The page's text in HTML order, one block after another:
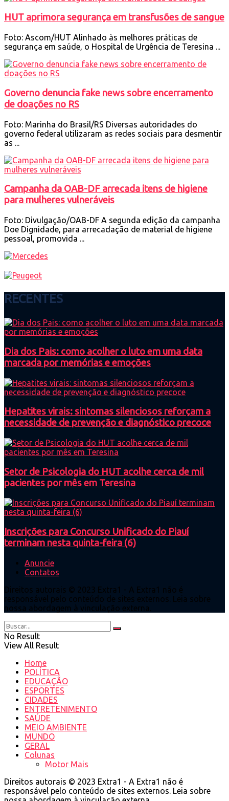
HUT aprimora segurança em transfusões de sangue
Foto: Ascom/HUT Alinhado às melhores práticas de
segurança em saúde, o Hospital de Urgência de Teresina ...
Governo denuncia fake news sobre encerramento
de doações no RS
Foto: Marinha do Brasil/RS Diversas autoridades do
governo federal utilizaram as redes sociais para desmentir
as ...
Campanha da OAB-DF arrecada itens de higiene
para mulheres vulneráveis
Foto: Divulgação/OAB-DF A segunda edição da campanha
Doe Dignidade, para arrecadação de material de higiene
pessoal, promovida ...
RECENTES
Dia dos Pais: como acolher o luto em uma data
marcada por memórias e emoções
Hepatites virais: sintomas silenciosos reforçam a
necessidade de prevenção e diagnóstico precoce
Setor de Psicologia do HUT acolhe cerca de mil
pacientes por mês em Teresina
Inscrições para Concurso Unificado do Piauí
terminam nesta quinta-feira (6)
Anuncie
Contatos
Direitos autorais © 2023 Extra1 - A Extra1 não é
responsável pelo conteúdo de sites externos. Leia sobre
nossa abordagem à vinculação externa.
No Result
View All Result
Home
POLÍTICA
EDUCAÇÃO
ESPORTES
CIDADES
ENTRETENIMENTO
SAÚDE
MEIO AMBIENTE
MUNDO
GERAL
Colunas
Motor Mais
Direitos autorais © 2023 Extra1 - A Extra1 não é
responsável pelo conteúdo de sites externos. Leia sobre